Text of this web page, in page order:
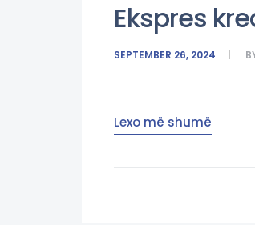
Ekspres
SEPTEMBER 26, 2024
Lexo më shumë